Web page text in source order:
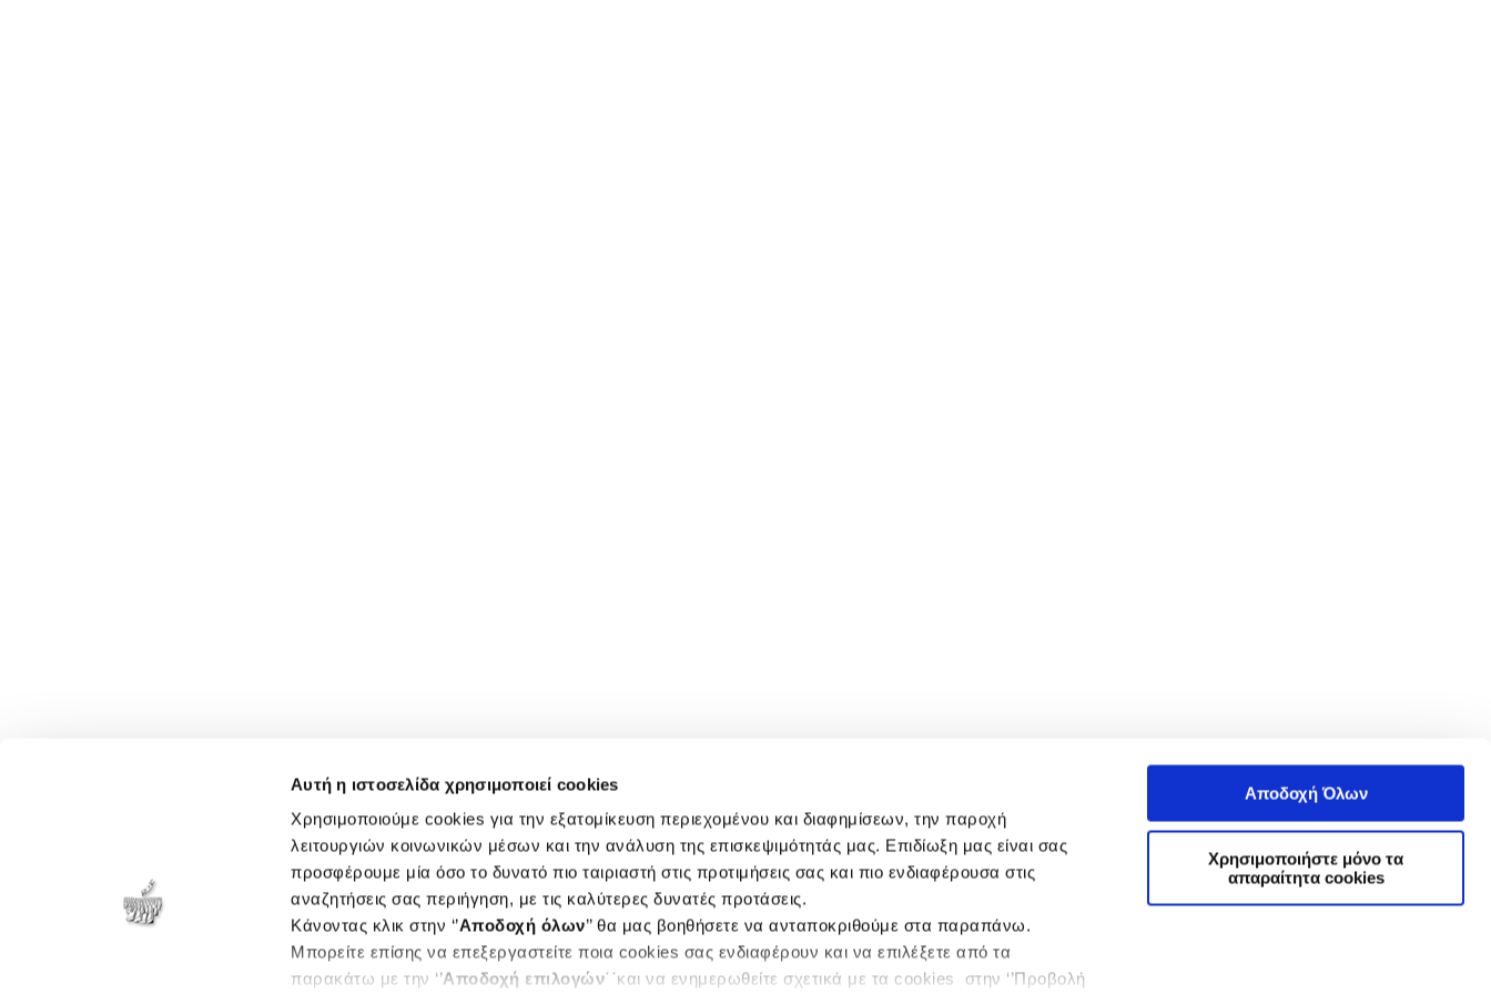
Αυτή η ιστοσελίδα χρησιμοποιεί cookies
Χρησιμοποιούμε cookies για την εξατομίκευση περιεχομένου και διαφημίσεων, την παροχή
λειτουργιών κοινωνικών μέσων και την ανάλυση της επισκεψιμότητάς μας. Επιδίωξη μας είναι σας
προσφέρουμε μία όσο το δυνατό πιο ταιριαστή στις προτιμήσεις σας και πιο ενδιαφέρουσα στις
αναζητήσεις σας περιήγηση, με τις καλύτερες δυνατές προτάσεις.
Κάνοντας κλικ στην ‘’Αποδοχή όλων’’ θα μας βοηθήσετε να ανταποκριθούμε στα παραπάνω.
Μπορείτε επίσης να επεξεργαστείτε ποια cookies σας ενδιαφέρουν και να επιλέξετε από τα
παρακάτω με την ‘’Αποδοχή επιλογών΄΄και να ενημερωθείτε σχετικά με τα cookies στην ‘’Προβολή
Αποδοχή Όλων
Χρησιμοποιήστε μόνο τα
απαραίτητα cookies